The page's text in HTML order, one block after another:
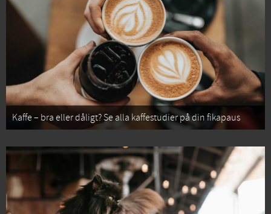
Kaffe – bra eller dåligt? Se alla kaffestudier på din fikapaus